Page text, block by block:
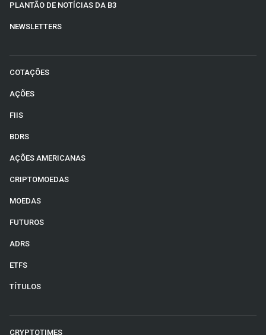
PLANTÃO DE NOTÍCIAS DA B3
NEWSLETTERS
COTAÇÕES
AÇÕES
FIIS
BDRS
AÇÕES AMERICANAS
CRIPTOMOEDAS
MOEDAS
FUTUROS
ADRS
ETFS
TÍTULOS
CRYPTOTIMES